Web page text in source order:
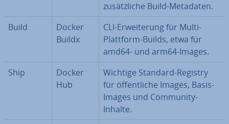
zu­sätz­li­che Build-Metadaten.
Build
Docker
Buildx
CLI-Er­wei­te­rung für Multi-
Plattform-Builds, etwa für
amd64- und arm64-Images.
Ship
Docker
Hub
Wichtige Standard-Registry
für öf­fent­li­che Images, Basis-
Images und Community-
Inhalte.